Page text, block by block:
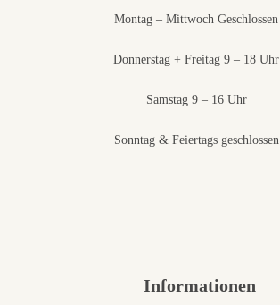
Montag – Mittwoch Geschlossen
Donnerstag + Freitag 9 – 18 Uhr
Samstag 9 – 16 Uhr
Sonntag & Feiertags geschlossen
Informationen